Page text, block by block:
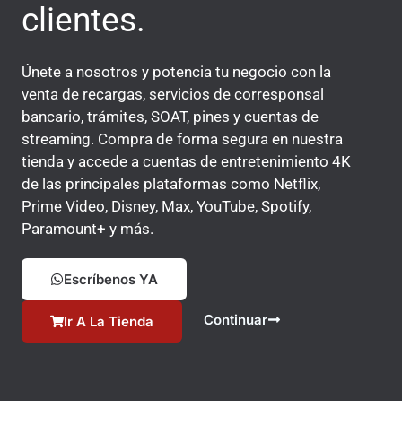
clientes.
Únete a nosotros y potencia tu negocio con la
venta de recargas, servicios de corresponsal
bancario, trámites, SOAT, pines y cuentas de
streaming. Compra de forma segura en nuestra
tienda y accede a cuentas de entretenimiento 4K
de las principales plataformas como Netflix,
Prime Video, Disney, Max, YouTube, Spotify,
Paramount+ y más.
Escríbenos YA
Ir A La Tienda Continuar